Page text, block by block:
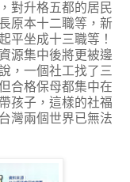
對升格五都的居民
原本十二職等，新
平坐成十三職等！
源集中後將更被邊
，一個社工找了三
合格保母都集中在
孩子，這樣的社福
灣兩個世界已無法